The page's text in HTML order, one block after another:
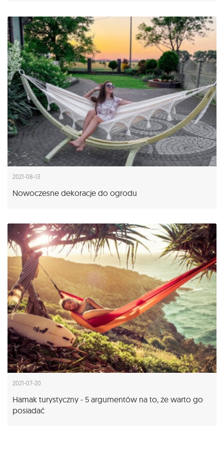
2021-08-13
Nowoczesne dekoracje do ogrodu
2021-07-20
Hamak turystyczny - 5 argumentów na to, że warto go
posiadać